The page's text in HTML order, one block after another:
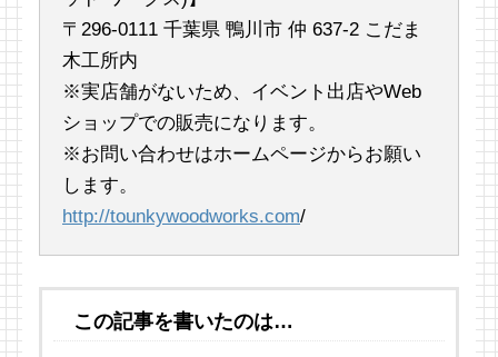
〒296-0111 千葉県 鴨川市 仲 637-2 こだま
木工所内
※実店舗がないため、イベント出店やWeb
ショップでの販売になります。
※お問い合わせはホームページからお願い
します。
http://tounkywoodworks.com/
この記事を書いたのは…